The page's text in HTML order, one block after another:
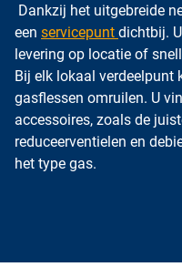
Dankzij het uitgebreide
een servicepunt dichtbij.
levering op locatie of
Bij elk lokaal verdeelpunt
gasflessen omruilen. U
accessoires, zoals de
reduceerventielen en
het type gas.